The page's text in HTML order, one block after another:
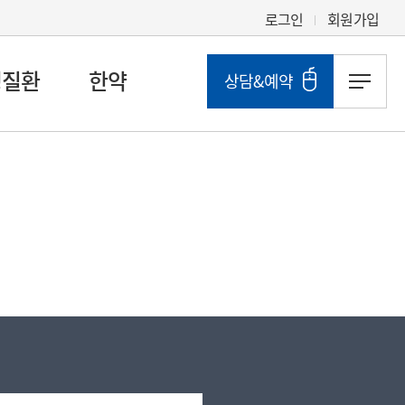
로그인 회원가입
환 한약 상담&예약